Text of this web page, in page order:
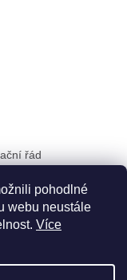
pohodlné
webu neustále
Více
řád
na stiahnutie